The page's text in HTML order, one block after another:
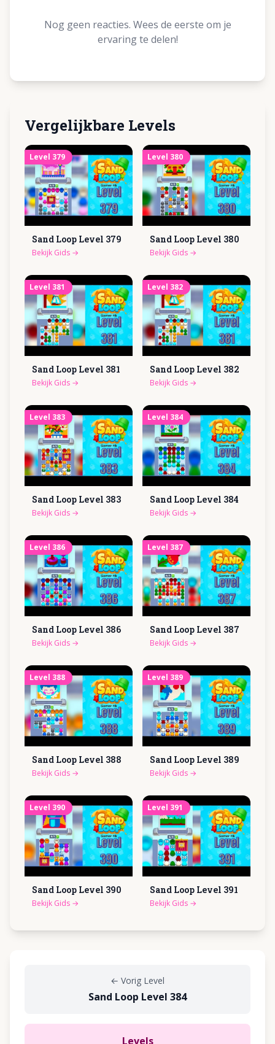
Nog geen reacties. Wees de eerste om je
ervaring te delen!
Vergelijkbare Levels
Level 379
Sand Loop Level 379
Bekijk Gids →
Level 380
Sand Loop Level 380
Bekijk Gids →
Level 381
Sand Loop Level 381
Bekijk Gids →
Level 382
Sand Loop Level 382
Bekijk Gids →
Level 383
Sand Loop Level 383
Bekijk Gids →
Level 384
Sand Loop Level 384
Bekijk Gids →
Level 386
Sand Loop Level 386
Bekijk Gids →
Level 387
Sand Loop Level 387
Bekijk Gids →
Level 388
Sand Loop Level 388
Bekijk Gids →
Level 389
Sand Loop Level 389
Bekijk Gids →
Level 390
Sand Loop Level 390
Bekijk Gids →
Level 391
Sand Loop Level 391
Bekijk Gids →
← Vorig Level
Sand Loop Level 384
Levels